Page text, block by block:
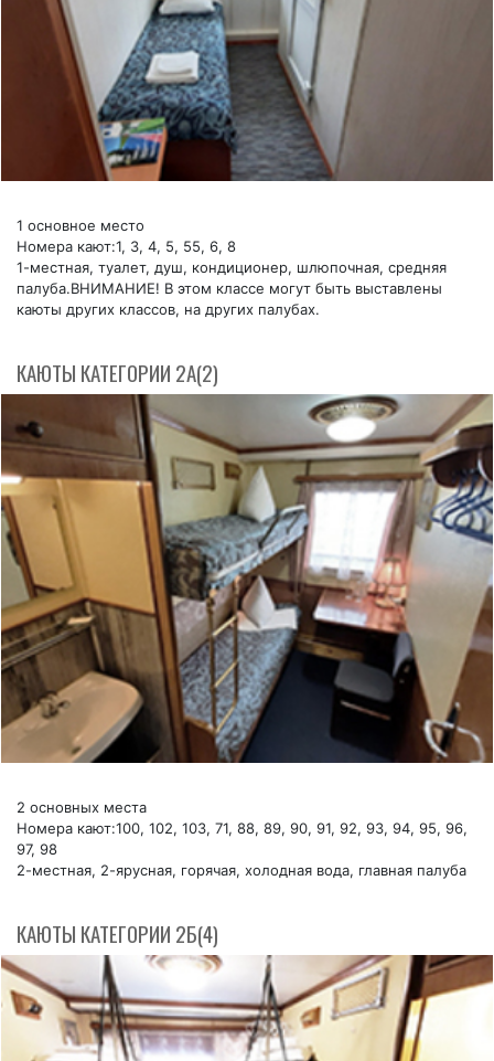
1 основное место
Номера кают:1, 3, 4, 5, 55, 6, 8
1-местная, туалет, душ, кондиционер, шлюпочная, средняя
палуба.ВНИМАНИЕ! В этом классе могут быть выставлены
каюты других классов, на других палубах.
КАЮТЫ КАТЕГОРИИ 2А(2)
2 основных места
Номера кают:100, 102, 103, 71, 88, 89, 90, 91, 92, 93, 94, 95, 96,
97, 98
2-местная, 2-ярусная, горячая, холодная вода, главная палуба
КАЮТЫ КАТЕГОРИИ 2Б(4)